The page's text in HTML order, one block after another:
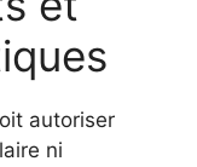
autoriser
ni